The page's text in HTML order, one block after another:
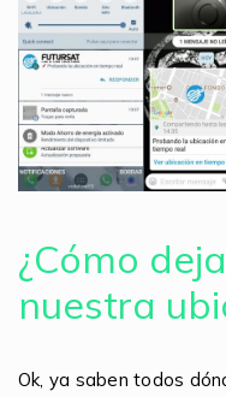
¿Cómo
nuestra
Ok, ya saben todos